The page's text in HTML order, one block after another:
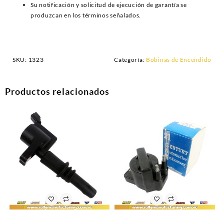
Su notificación y solicitud de ejecución de garantía se
produzcan en los términos señalados.
SKU: 1323 Categoría: Bobinas de Encendido
Productos relacionados